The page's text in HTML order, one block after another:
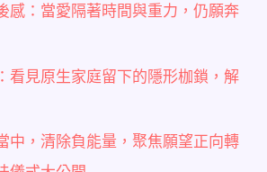
感：當愛隔著時間與重力，仍願奔
看見原生家庭留下的隱形枷鎖，解
中，清除負能量，聚焦願望正向轉